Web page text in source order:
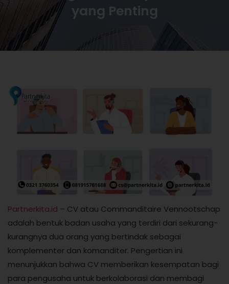
yang Penting
Partnerkita.id – CV atau Commanditaire Vennootschap
adalah bentuk badan usaha yang terdiri dari sekurang-
kurangnya dua orang yang bertindak sebagai
komplementer dan komanditer. Pengertian ini
menunjukkan bahwa CV memberikan kesempatan bagi
para pengusaha untuk berkolaborasi dan membagi